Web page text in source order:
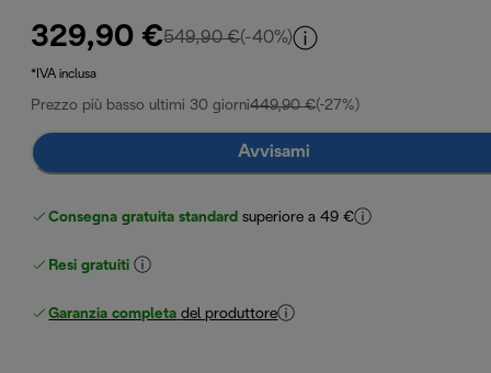
329,90 €549,90 €prezzo originale 549,90 €
(-40%)
*IVA inclusa
Prezzo più basso ultimi 30 giorni449,90 €(-27%)
Avvisami
Consegna gratuita standard superiore a 49 €
Resi gratuiti
Garanzia completa del produttore